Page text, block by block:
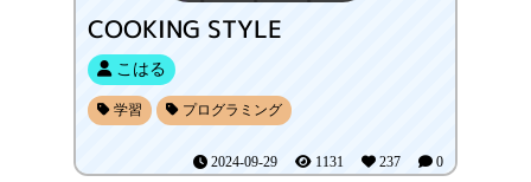
COOKING STYLE
こはる
学習 プログラミング
2024-09-29 1131 237 0